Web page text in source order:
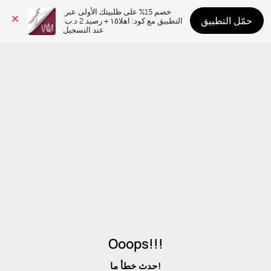
عند التسجيل
حمّل التطبيق
Ooops!!!
حدث خطأ ما!